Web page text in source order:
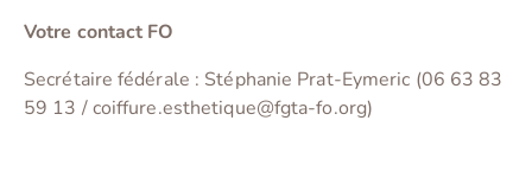
Votre contact FO
Secrétaire fédérale : Stéphanie Prat-Eymeric (06 63 83
59 13 / coiffure.esthetique@fgta-fo.org)